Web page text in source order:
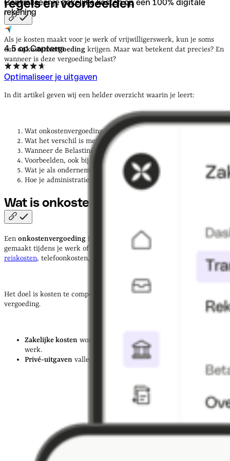
Centraliseer je zakelijke kosten op een 100% digitale
rekening
4.5 op Capterra
Optimaliseer je uitgaven
regels envoorbeelden
Als je kosten maakt voor je werk of vrijwilligerswerk, kun je soms
eenonkostenvergoeding krijgen. Maar wat betekent dat precies? En
wanneer is deze vergoeding belast?
In dit artikel geven wij een helder overzicht waarin je leert:
Wat onkostenvergoeding is
Wat het verschil is metonbelaste onkostenvergoeding
Wanneer de Belastingdienst meebeslist
Voorbeelden, ook bij vrijwilligerswerk
Wat je als ondernemer of zzp’er moet weten
Hoe je administratie op orde houdt
Wat isonkostenvergoeding?
Een onkostenvergoeding is een vergoeding voor kosten die je hebt
gemaakt tijdens je werk of in dienst van een organisatie.
reiskosten, telefoonkosten, of materialen die je hebt aangeschaft.
Het doel is kosten te compenseren – niet om winst te maken op deze
vergoeding.
Zakelijke kosten worden gemaakt in direct verband met je
werk.
Privé-uitgaven vallen hier niet onder.